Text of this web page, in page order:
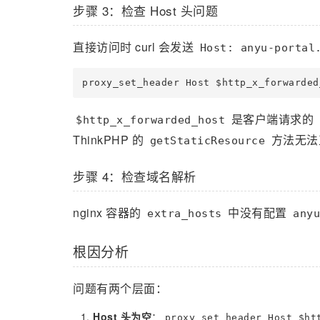
步骤 3：检查 Host 头问题
直接访问时 curl 会发送 Host: anyu-
$http_x_forwarded_host 是客户端请求的
ThinkPHP 的 getStaticResource 方法无
步骤 4：检查域名解析
nginx 容器的 extra_hosts 中没有配置
根因分析
问题有两个层面：
Host 头为空： proxy_set_header Host